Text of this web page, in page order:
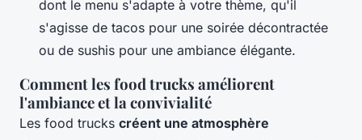
dont le menu s'adapte à votre thème, qu'il
s'agisse de tacos pour une soirée décontractée
ou de sushis pour une ambiance élégante.
Comment les food trucks améliorent
l'ambiance et la convivialité
Les food trucks créent une atmosphère